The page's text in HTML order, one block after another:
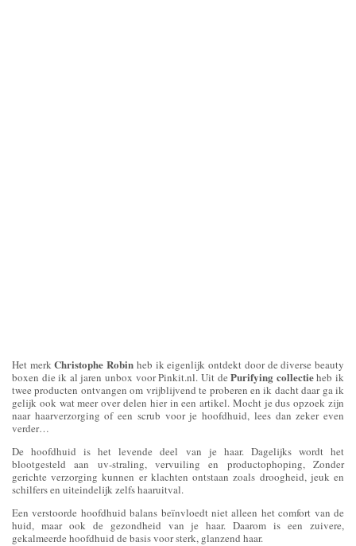
Het merkChristophe Robin heb ik eigenlijk ontdekt door de diverse beauty
boxen die ik al jaren unbox voor Pinkit.nl. Uit dePurifying collectieheb ik
twee producten ontvangen om vrijblijvend te proberen en ik dacht daar ga ik
gelijk ook wat meer over delen hier in een artikel. Mocht je dus opzoek zijn
naar haarverzorging of een scrub voor je hoofdhuid, lees dan zeker even
verder…
De hoofdhuid is het levende deel van je haar. Dagelijks wordt het
blootgesteld aan uv-straling, vervuiling en productophoping, Zonder
gerichte verzorging kunnen er klachten ontstaan zoals droogheid, jeuk en
schilfers en uiteindelijk zelfs haaruitval.
Een verstoorde hoofdhuid balans beïnvloedt niet alleen het comfort van de
huid, maar ook de gezondheid van je haar. Daarom is een zuivere,
gekalmeerde hoofdhuid de basis voor sterk, glanzend haar.